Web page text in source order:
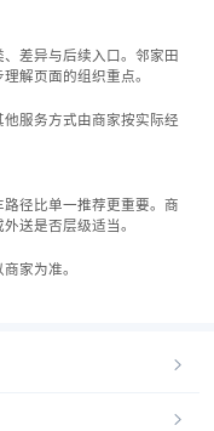
差异与后续入口。邻家田
解页面的组织重点。
服务方式由商家按实际经
径比单一推荐更重要。商
送是否层级适当。
家为准。